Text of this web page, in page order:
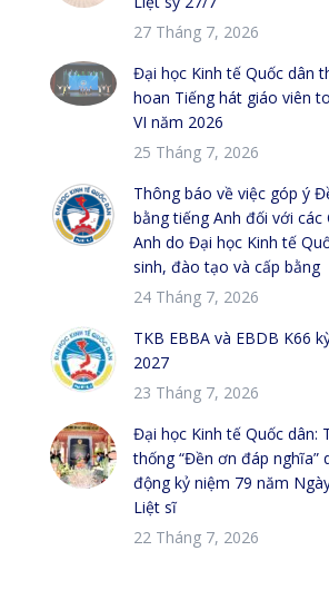
27 Tháng 7, 2026
Đại học Kinh tế Quốc dân
hoan Tiếng hát giáo viên
VI năm 2026
25 Tháng 7, 2026
Thông báo về việc góp ý
bằng tiếng Anh đối với
Anh do Đại học Kinh tế
sinh, đào tạo và cấp bằng
24 Tháng 7, 2026
TKB EBBA và EBDB K66
2027
23 Tháng 7, 2026
Đại học Kinh tế Quốc dân:
thống “Đền ơn đáp nghĩa”
động kỷ niệm 79 năm
Liệt sĩ
22 Tháng 7, 2026